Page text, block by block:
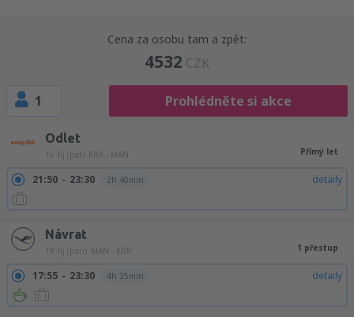
Cena za osobu tam a zpět:
4532 CZK
1 Prohlédněte si akce
Odlet
16 říj (pát) KRK - MAN Přímý let
21:50 23:30 2h 40min detaily
Návrat
19 říj (pon) MAN - KRK 1 přestup
17:55 23:30 4h 35min detaily